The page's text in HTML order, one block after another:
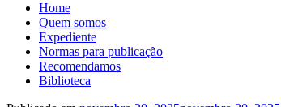
Home
Quem somos
Expediente
Normas para publicação
Recomendamos
Biblioteca